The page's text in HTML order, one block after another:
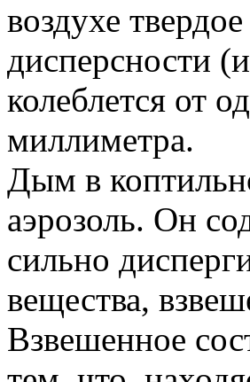
воздухе
дисперсности
колеблется от
миллиметра.
Дым в
аэрозоль. Он
сильно
вещества,
Взвешенное